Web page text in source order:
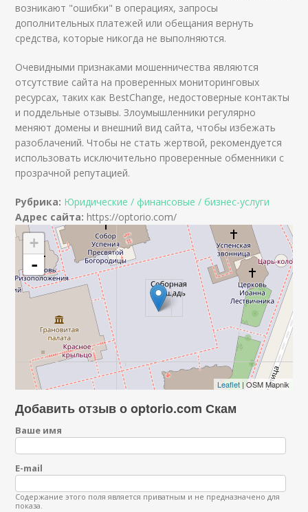
возникают "ошибки" в операциях, запросы
дополнительных платежей или обещания вернуть
средства, которые никогда не выполняются.
Очевидными признаками мошенничества являются
отсутствие сайта на проверенных мониторинговых
ресурсах, таких как BestChange, недостоверные контакты
и поддельные отзывы. Злоумышленники регулярно
меняют домены и внешний вид сайта, чтобы избежать
разоблачений. Чтобы не стать жертвой, рекомендуется
использовать исключительно проверенные обменники с
прозрачной репутацией.
Рубрика: Юридические / финансовые / бизнес-услуги
Адрес сайта: https://optorio.com/
+
-
Leaflet| OSM Mapnik
Добавить отзыв о optorio.com Скам
Ваше имя
E-mail
Содержание этого поля является приватным и не предназначено для
показа.